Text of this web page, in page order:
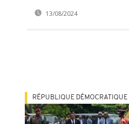
13/08/2024
RÉPUBLIQUE